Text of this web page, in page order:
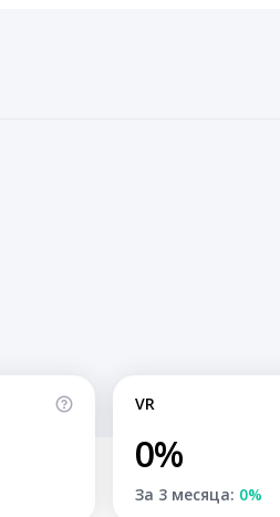
VR
0%
За 3 месяца: 0%